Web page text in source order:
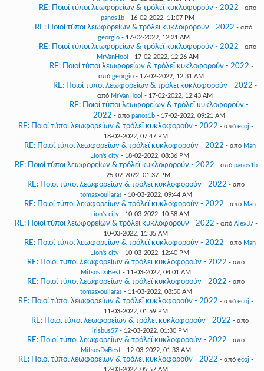
RE: Ποιοί τύποι λεωφορείων & τρόλεϊ κυκλοφορούν - 2022 - από
panos1b- 16-02-2022, 11:07 PM
RE: Ποιοί τύποι λεωφορείων & τρόλεϊ κυκλοφορούν - 2022 - από
georgio- 17-02-2022, 12:21 AM
RE: Ποιοί τύποι λεωφορείων & τρόλεϊ κυκλοφορούν - 2022 - από
MrVanHool - 17-02-2022, 12:26 AM
RE: Ποιοί τύποι λεωφορείων & τρόλεϊ κυκλοφορούν - 2022 -
από georgio - 17-02-2022, 12:31 AM
RE: Ποιοί τύποι λεωφορείων & τρόλεϊ κυκλοφορούν - 2022 -
από MrVanHool - 17-02-2022, 12:43 AM
RE: Ποιοί τύποι λεωφορείων & τρόλεϊ κυκλοφορούν -
2022 - από panos1b- 17-02-2022, 09:21 AM
RE: Ποιοί τύποι λεωφορείων & τρόλεϊ κυκλοφορούν - 2022 - από ecoj -
18-02-2022, 07:47 PM
RE: Ποιοί τύποι λεωφορείων & τρόλεϊ κυκλοφορούν - 2022 - από Man
Lion's city - 18-02-2022, 08:36 PM
RE: Ποιοί τύποι λεωφορείων & τρόλεϊ κυκλοφορούν - 2022 - από panos1b
- 25-02-2022, 01:37 PM
RE: Ποιοί τύποι λεωφορείων & τρόλεϊ κυκλοφορούν - 2022 - από
tomasxouliaras- 10-03-2022, 09:44 AM
RE: Ποιοί τύποι λεωφορείων & τρόλεϊ κυκλοφορούν - 2022 - από Man
Lion's city - 10-03-2022, 10:58 AM
RE: Ποιοί τύποι λεωφορείων & τρόλεϊ κυκλοφορούν - 2022 - από Alex37-
10-03-2022, 11:35 AM
RE: Ποιοί τύποι λεωφορείων & τρόλεϊ κυκλοφορούν - 2022 - από Man
Lion's city - 10-03-2022, 12:40 PM
RE: Ποιοί τύποι λεωφορείων & τρόλεϊ κυκλοφορούν - 2022 - από
MitsosDaBest - 11-03-2022, 04:01 AM
RE: Ποιοί τύποι λεωφορείων & τρόλεϊ κυκλοφορούν - 2022 - από
tomasxouliaras- 11-03-2022, 08:50 AM
RE: Ποιοί τύποι λεωφορείων & τρόλεϊ κυκλοφορούν - 2022 - από ecoj -
11-03-2022, 01:59 PM
RE: Ποιοί τύποι λεωφορείων & τρόλεϊ κυκλοφορούν - 2022 - από
irisbus57- 12-03-2022, 01:30 PM
RE: Ποιοί τύποι λεωφορείων & τρόλεϊ κυκλοφορούν - 2022 - από
MitsosDaBest - 12-03-2022, 01:33 AM
RE: Ποιοί τύποι λεωφορείων & τρόλεϊ κυκλοφορούν - 2022 - από ecoj -
12-03-2022, 05:57 AM